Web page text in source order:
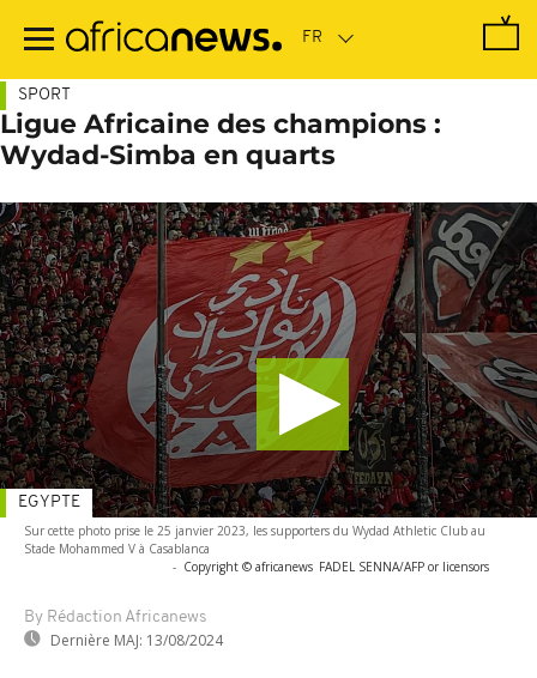
contenu
SPORT
Ligue Africaine des champions :
Wydad-Simba en quarts
Sur cette photo prise le 25 janvier 2023, les supporters du Wydad Athletic Club au
Stade Mohammed V à Casablanca
- Copyright © africanews FADEL SENNA/AFP or licensors
By Rédaction Africanews
Dernière MAJ: 13/08/2024
EGYPTE